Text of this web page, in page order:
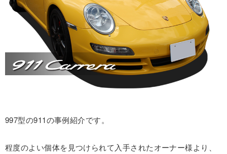
997型の911の事例紹介です。
程度のよい個体を見つけられて入手されたオーナー様より、